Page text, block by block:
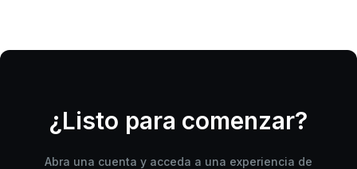
¿Listo para comenzar?
Abra una cuenta y acceda a una experiencia de